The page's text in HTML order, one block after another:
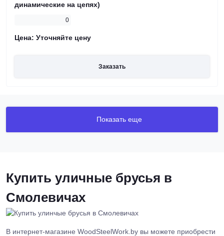
динамические на цепях)
0
Цена: Уточняйте цену
Заказать
Показать еще
Купить уличные брусья в
Смолевичах
В интернет-магазине WoodSteelWork.by вы можете приобрести